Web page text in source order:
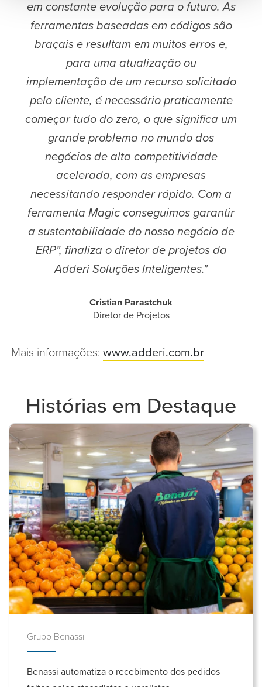
em constante evolução para o futuro. As
ferramentas baseadas em códigos são
braçais e resultam em muitos erros e,
para uma atualização ou
implementação de um recurso solicitado
pelo cliente, é necessário praticamente
começar tudo do zero, o que significa um
grande problema no mundo dos
negócios de alta competitividade
acelerada, com as empresas
necessitando responder rápido. Com a
ferramenta Magic conseguimos garantir
a sustentabilidade do nosso negócio de
ERP", finaliza o diretor de projetos da
Adderi Soluções Inteligentes."
Cristian Parastchuk
Diretor de Projetos
Mais informações:www.adderi.com.br
Histórias em Destaque
Grupo Benassi
Benassi automatiza o recebimento dos pedidos